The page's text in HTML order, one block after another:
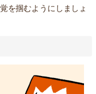
を掴むようにしましょ